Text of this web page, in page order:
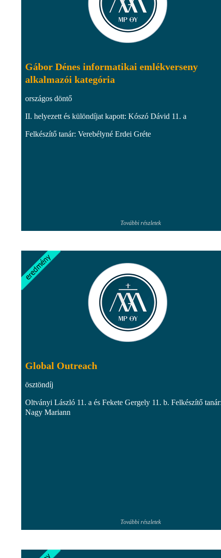
Gábor Dénes informatikai emlékverseny
alkalmazói kategória
országos döntő
II. helyezett és különdíjat kapott: Kószó Dávid 11. a
Felkészítő tanár: Verebélyné Erdei Gréte
További részletek
Global Outreach
ösztöndíj
Oltványi László 11. a és Fekete Gergely 11. b. Felkészítő
Nagy Mariann
További részletek